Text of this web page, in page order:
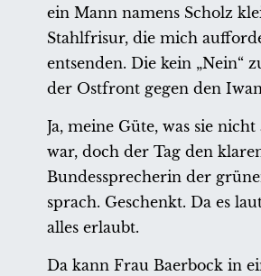
ein Mann namens Scholz
Stahlfrisur, die mich
entsenden. Die kein „Nein“
der Ostfront gegen den
Ja, meine Güte, was sie
war, doch der Tag den
Bundessprecherin der
sprach. Geschenkt. Da es
alles erlaubt.
Da kann Frau Baerbock in